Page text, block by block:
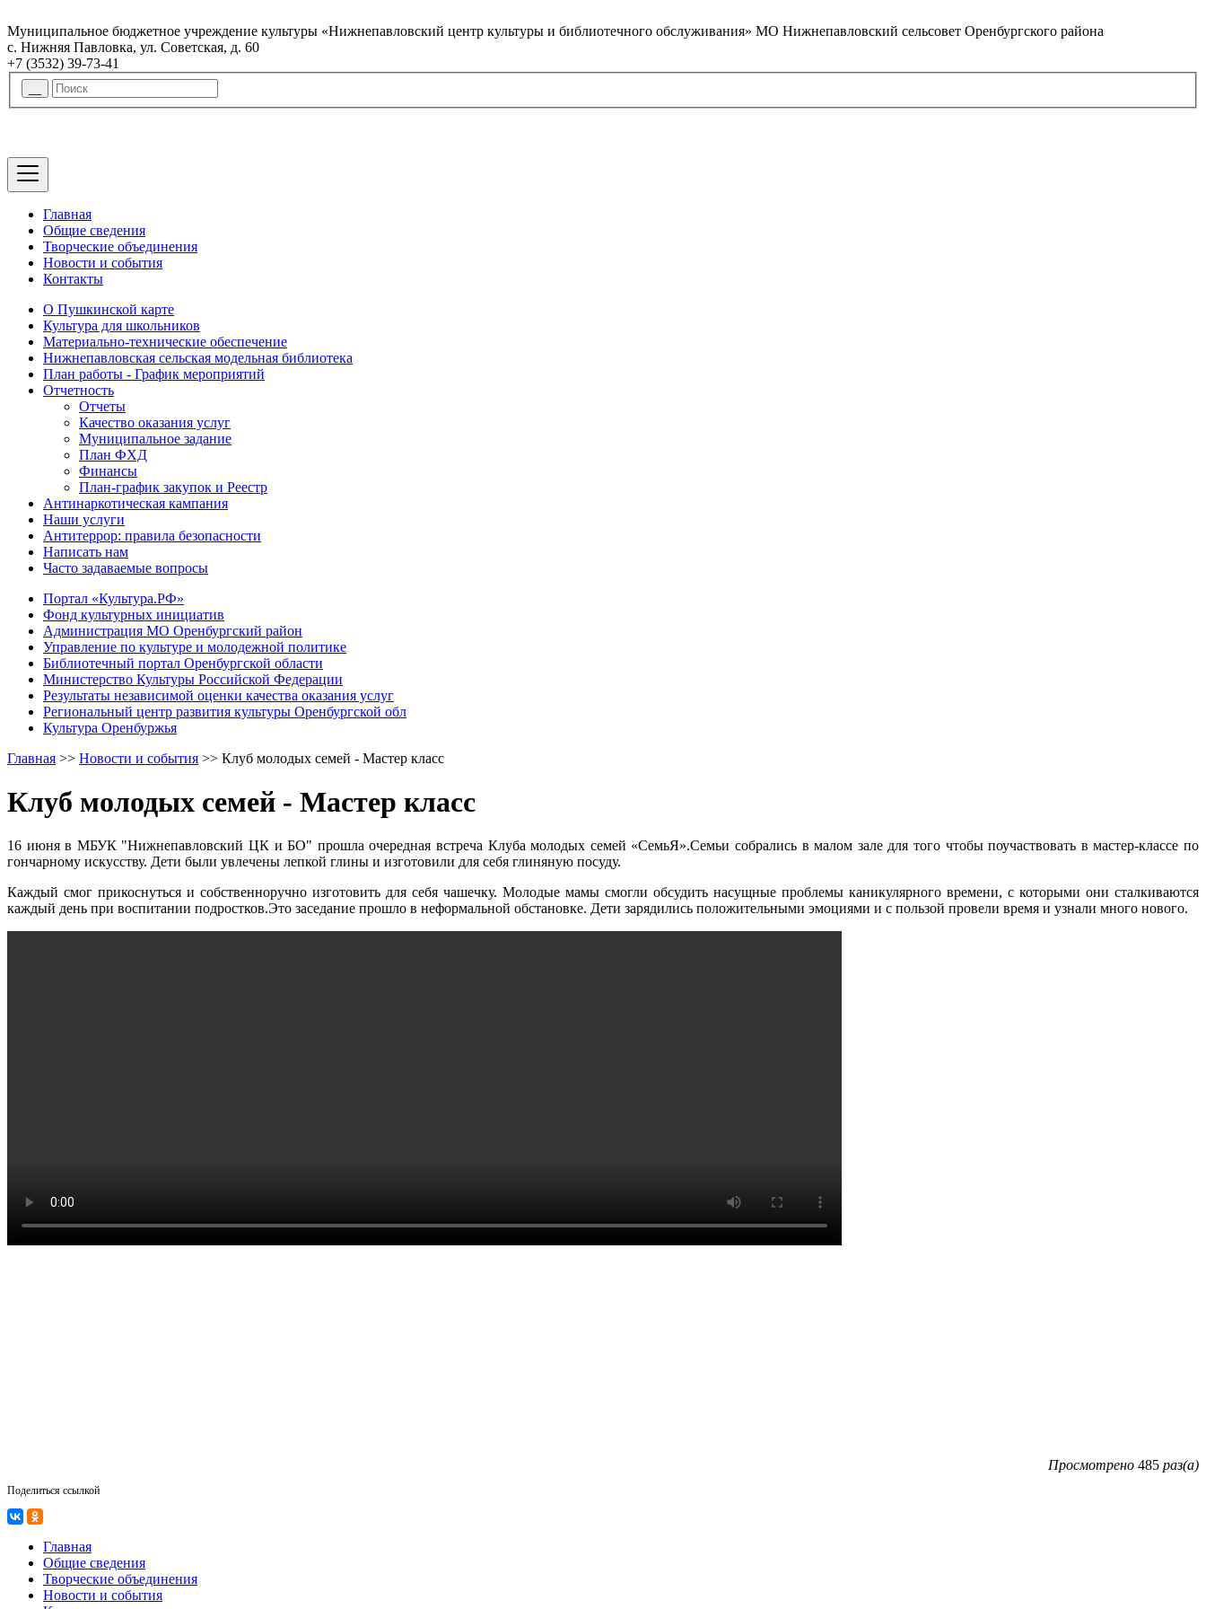
Муниципальное бюджетное учреждение культуры «Нижнепавловский центр культуры и библиотечного обслуживания» МО Нижнепавловский сельсовет Оренбургского района
с. Нижняя Павловка, ул. Советская, д. 60
+7 (3532) 39-73-41
Главная
Общие сведения
Творческие объединения
Новости и события
Контакты
О Пушкинской карте
Культура для школьников
Материально-технические обеспечение
Нижнепавловская сельская модельная библиотека
План работы - График мероприятий
Отчетность
Отчеты
Качество оказания услуг
Муниципальное задание
План ФХД
Финансы
План-график закупок и Реестр
Антинаркотическая кампания
Наши услуги
Антитеррор: правила безопасности
Написать нам
Часто задаваемые вопросы
Портал «Культура.РФ»
Фонд культурных инициатив
Администрация МО Оренбургский район
Управление по культуре и молодежной политике
Библиотечный портал Оренбургской области
Министерство Культуры Российской Федерации
Результаты независимой оценки качества оказания услуг
Региональный центр развития культуры Оренбургской обл
Культура Оренбуржья
Главная >> Новости и события >> Клуб молодых семей - Мастер класс
Клуб молодых семей - Мастер класс
16 июня в МБУК "Нижнепавловский ЦК и БО" прошла очередная встреча Клуба молодых семей «СемьЯ».Семьи собрались в малом зале для того чтобы поучаствовать в мастер-классе по
гончарному искусству. Дети были увлечены лепкой глины и изготовили для себя глиняную посуду.
Каждый смог прикоснуться и собственноручно изготовить для себя чашечку. Молодые мамы смогли обсудить насущные проблемы каникулярного времени, с которыми они сталкиваются
каждый день при воспитании подростков.Это заседание прошло в неформальной обстановке. Дети зарядились положительными эмоциями и с пользой провели время и узнали много нового.
Просмотрено 485 раз(а)
Поделиться ссылкой
Главная
Общие сведения
Творческие объединения
Новости и события